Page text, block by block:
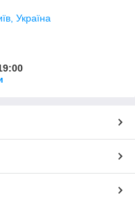
Україна